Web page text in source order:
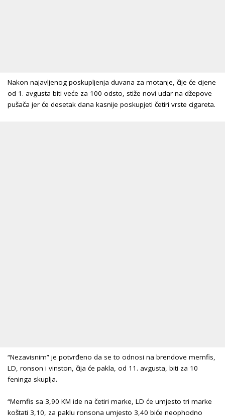
Nakon najavljenog poskupljenja duvana za motanje, čije će cijene
od 1. avgusta biti veće za 100 odsto, stiže novi udar na džepove
pušača jer će desetak dana kasnije poskupjeti četiri vrste cigareta.
“Nezavisnim” je potvrđeno da se to odnosi na brendove memfis,
LD, ronson i vinston, čija će pakla, od 11. avgusta, biti za 10
feninga skuplja.
“Memfis sa 3,90 KM ide na četiri marke, LD će umjesto tri marke
koštati 3,10, za paklu ronsona umjesto 3,40 biće neophodno